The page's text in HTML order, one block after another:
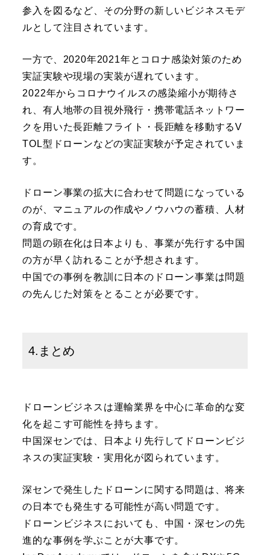
参入を図るなど、その分野の新しいビジネスモデ
ルとして注目されています。
一方で、2020年2021年とコロナ感染対策のため
実証実験や現場の実装が遅れています。
2022年からコロナウイルスの感染縮小が期待さ
れ、有人地帯の目視外飛行・携帯電話ネットワー
クを用いた長距離フライト・長距離を移動するV
TOL型ドローンなどの実証実験が予定されていま
す。
ドローン事業の拡大に合わせて問題になっている
のが、マニュアルの作成やノウハウの蓄積、人材
の育成です。
問題の顕在化は日本よりも、事業が先行する中国
の方が早く訪れることが予想されます。
中国での事例を教訓に日本のドローン事業は問題
の先んじた対策をとることが必要です。
4.まとめ
ドローンビジネスは運輸業界を中心に革命的な変
化を起こす可能性を持ちます。
中国深センでは、日本より先行してドローンビジ
ネスの実証実験・実用化が図られています。
深センで発生したドローンに関する問題は、将来
の日本でも発生する可能性が高い問題です。
ドローンビジネスにおいても、中国・深センの先
進的な事例を学ぶことが大事です。